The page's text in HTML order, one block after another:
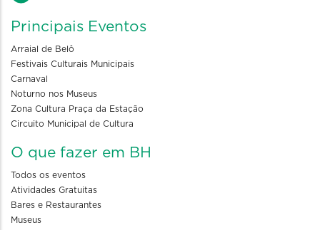
Principais Eventos
Arraial de Belô
Festivais Culturais Municipais
Carnaval
Noturno nos Museus
Zona Cultura Praça da Estação
Circuito Municipal de Cultura
O que fazer em BH
Todos os eventos
Atividades Gratuitas
Bares e Restaurantes
Museus